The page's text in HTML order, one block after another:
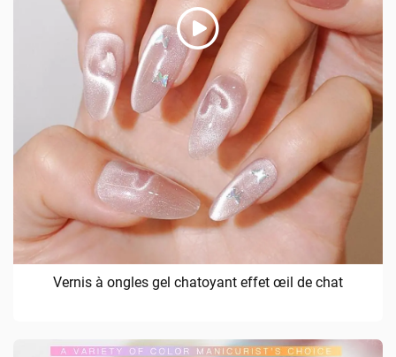
Vernis à ongles gel chatoyant effet œil de chat